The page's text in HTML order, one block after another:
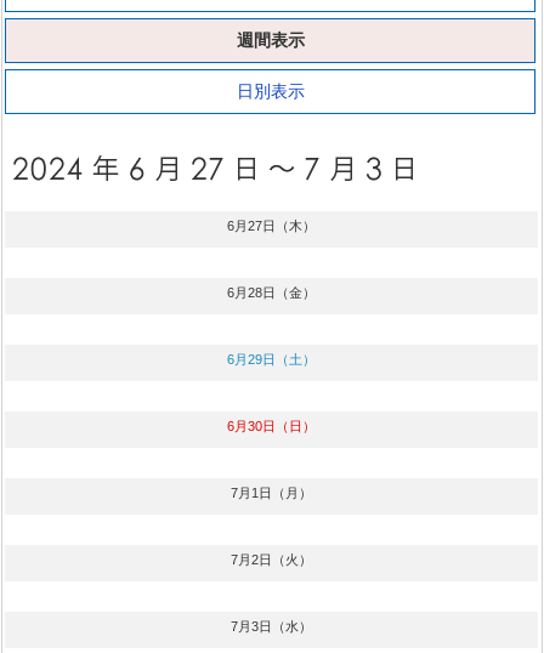
週間表示
日別表示
6月27日（木）
6月28日（金）
6月29日（土）
6月30日（日）
7月1日（月）
7月2日（火）
7月3日（水）